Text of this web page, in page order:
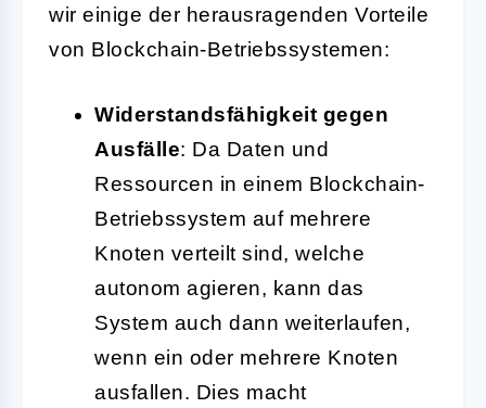
wir einige der herausragenden Vorteile
von Blockchain-Betriebssystemen:
Widerstandsfähigkeit gegen
Ausfälle: Da Daten und
Ressourcen in einem Blockchain-
Betriebssystem auf mehrere
Knoten verteilt sind, welche
autonom agieren, kann das
System auch dann weiterlaufen,
wenn ein oder mehrere Knoten
ausfallen. Dies macht